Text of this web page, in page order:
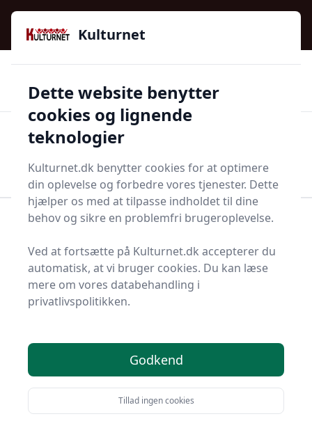
Kulturnet - Alt Det Gode I Livet | Din Kulturguide Siden
2016
97 kategorier 👍Kun godkendte butikker
Start søgning
Bolig og indretning
Top 1 bedste
varmekanoner
Du er landet på Kulturnet, det helt rigtige sted at finde
varmekanoner. Vi har udvalgt de 1 bedste produkter
lige nu, så du er sikret et godt køb!
Så uanset om du vægter høj kvalitet, allerede har en
Kulturnet
Dette website benytter
cookies og lignende
teknologier
Kulturnet.dk benytter cookies for at optimere
din oplevelse og forbedre vores tjenester. Dette
hjælper os med at tilpasse indholdet til dine
behov og sikre en problemfri brugeroplevelse.
Ved at fortsætte på Kulturnet.dk accepterer du
automatisk, at vi bruger cookies. Du kan læse
mere om vores databehandling i
privatlivspolitikken.
Godkend
Tillad ingen cookies